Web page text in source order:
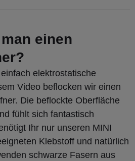
einen
elektrostatische
Video beflocken wir einen
Die beflockte Oberfläche
fühlt sich fantastisch
Ihr nur unseren MINI
Klebstoff und natürlich
schwarze Fasern aus